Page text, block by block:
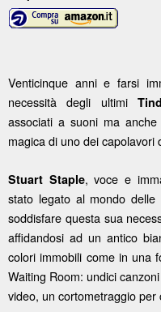
Venticinque anni e farsi
necessità degli ultimi
associati a suoni ma
magica di uno dei capolavori
Stuart Staple, voce e
stato legato al mondo
soddisfare questa sua
affidandosi ad un antico
colori immobili come in una
Waiting Room: undici
video, un cortometraggio per